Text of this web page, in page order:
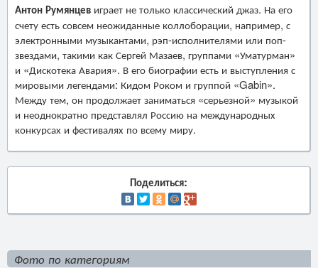
Антон Румянцев играет не только классический джаз. На его
счету есть совсем неожиданные коллоборации, например, с
электронными музыкантами, рэп-исполнителями или поп-
звездами, такими как Сергей Мазаев, группами «Уматурман»
и «Дискотека Авария». В его биографии есть и выступления с
мировыми легендами: Кидом Роком и группой «Gabin».
Между тем, он продолжает заниматься «серьезной» музыкой
и неоднократно представлял Россию на международных
конкурсах и фестивалях по всему миру.
Поделиться:
Фото по категориям